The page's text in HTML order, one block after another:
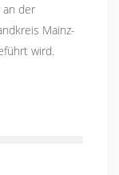
an der
Mainz-
wird.